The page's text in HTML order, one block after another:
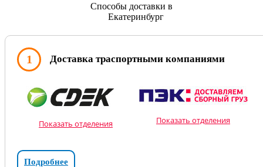
Способы доставки в
Екатеринбург
1 Доставка траспортными компаниями
Показать отделения Показать отделения
Подробнее